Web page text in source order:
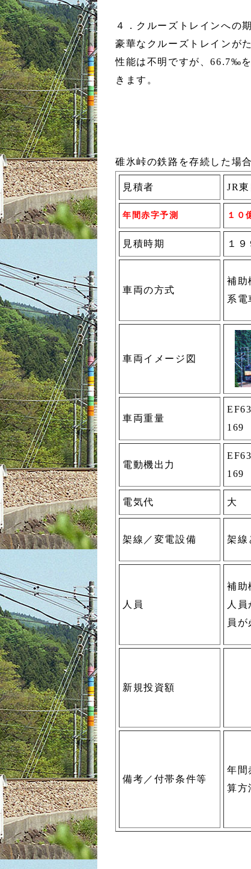
４．クルーズトレインへの
豪華なクルーズトレインが
性能は不明ですが、66.7‰
きます。
碓氷峠の鉄路を存続した場
見積者 JR
年間赤字予測 １０
見積時期 １
車両の方式
補助
系電
車両イメージ図
車両重量
169
電動機出力
169
電気代 大
架線／変電設備 架線
人員
補助
人員
員が
新規投資額
備考／付帯条件等
年間
算方